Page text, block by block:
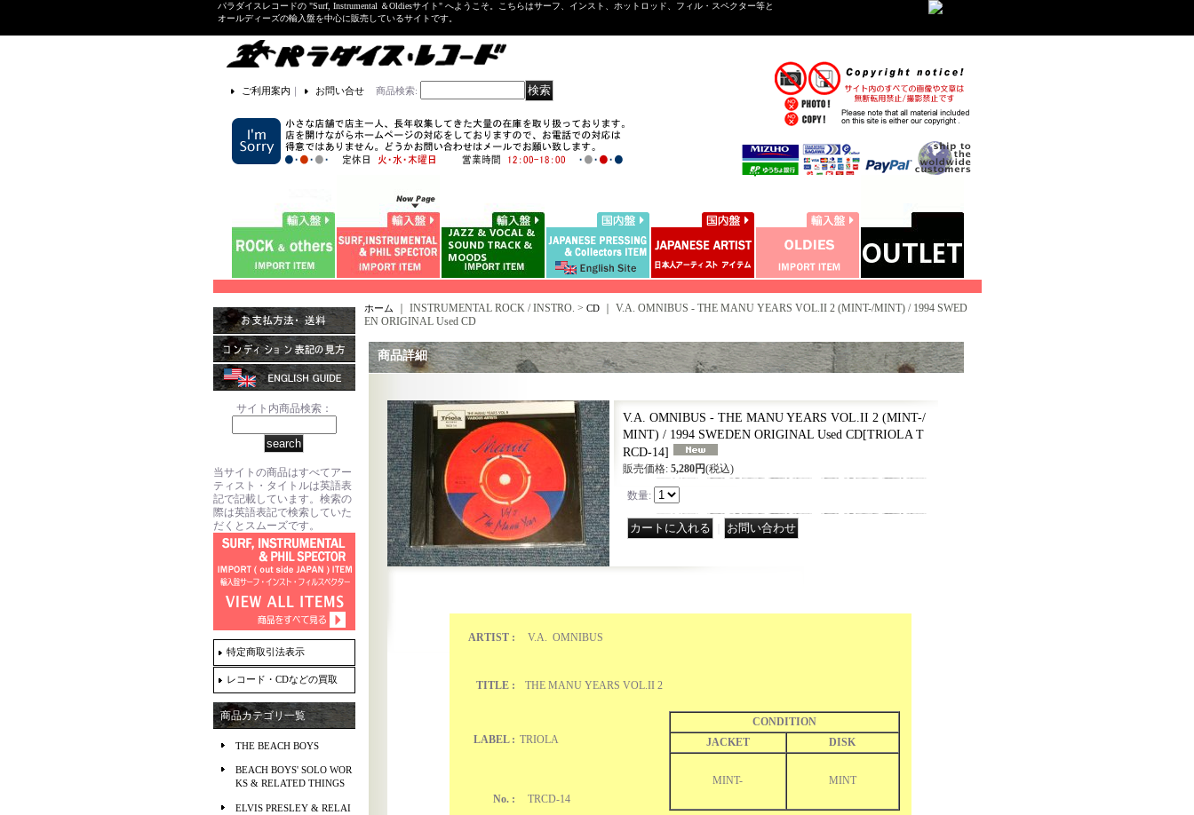
パラダイスレコードの "Surf, Instrumental ＆Oldiesサイト" へようこそ。こちらはサーフ、インスト、ホットロッド、フィル・スペクター等と
オールディーズの輸入盤を中心に販売しているサイトです。
ご利用案内 ｜ お問い合せ 商品検索:
サイト内商品検索：
当サイトの商品はすべてアー
ティスト・タイトルは英語表
記で記載しています。検索の
際は英語表記で検索していた
だくとスムーズです。
特定商取引法表示
レコード・CDなどの買取
商品カテゴリ一覧
THE BEACH BOYS
BEACH BOYS' SOLO WOR
KS & RELATED THINGS
ELVIS PRESLEY & RELAI
ホーム ｜ INSTRUMENTAL ROCK / INSTRO. > CD｜ V.A. OMNIBUS - THE MANU YEARS VOL.II 2 (MINT-/MINT) / 1994 SWED
EN ORIGINAL Used CD
商品詳細
V.A. OMNIBUS - THE MANU YEARS VOL.II 2 (MINT-/
MINT) / 1994 SWEDEN ORIGINAL Used CD[TRIOLA T
RCD-14]
販売価格: 5,280円(税込)
数量:
ARTIST : V.A. OMNIBUS
TITLE : THE MANU YEARS VOL.II 2
LABEL : TRIOLA
CONDITION
JACKET
DISK
MINT-
MINT
No. :
TRCD-14